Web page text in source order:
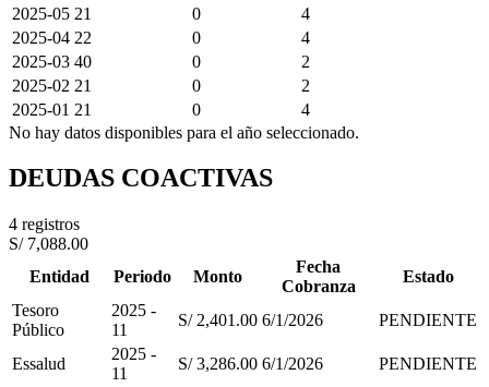
2025-05 21 0
4
2025-04 22 0
4
2025-03 40 0
2
2025-02 21 0
2
2025-01 21 0
4
No hay datos disponibles para el año seleccionado.
DEUDAS COACTIVAS
4 registros
S/ 7,088.00
Entidad
Periodo Monto
Fecha
Cobranza
Estado
Tesoro
Público
2025 -
11
S/ 2,401.00 6/1/2026 PENDIENTE
Essalud
2025 -
11
S/ 3,286.00 6/1/2026
PENDIENTE